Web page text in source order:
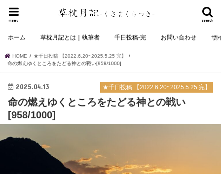
search
menu
ホーム 草枕月記とは｜執筆者 千日投稿-完 お問い合わせ サ
HOME
★千日投稿 【2022.6.20~2025.5.25 完】
命の燃えゆくところをたどる神との戦い[958/1000]
★千日投稿 【2022.6.20~2025.5.25 完】
2025.04.13
命の燃えゆくところをたどる神との戦い
[958/1000]